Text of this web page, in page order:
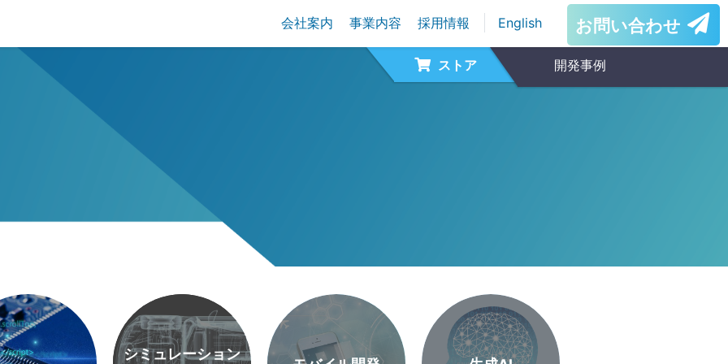
会社案内 事業内容 採用情報 English お問い合わせ
ストア 開発事例
シミュレーション